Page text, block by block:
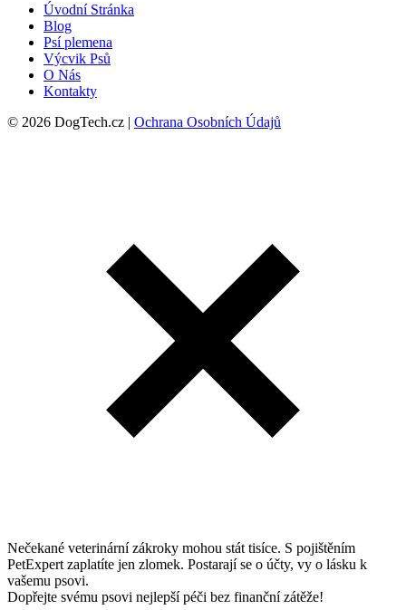
Úvodní Stránka
Blog
Psí plemena
Výcvik Psů
O Nás
Kontakty
© 2026 DogTech.cz | Ochrana Osobních Údajů
Nečekané veterinární zákroky mohou stát tisíce. S pojištěním
PetExpert zaplatíte jen zlomek. Postarají se o účty, vy o lásku k
vašemu psovi.
Dopřejte svému psovi nejlepší péči bez finanční zátěže!